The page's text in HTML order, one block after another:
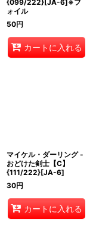
{099/222}[JA-6]※フ
ォイル
50円
カートに入れる
マイケル・ダーリング -
おどけた剣士【C】
{111/222}[JA-6]
30円
カートに入れる